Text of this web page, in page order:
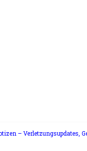
– Verletzungsupdates,